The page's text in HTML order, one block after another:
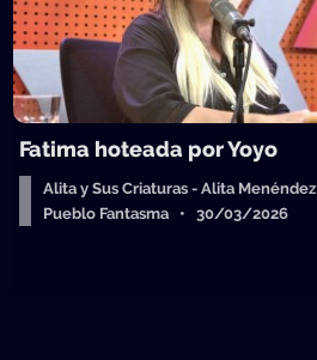
Fatima hoteada por Yoyo
Alita y Sus Criaturas - Alita Menéndez
Pueblo Fantasma • 30/03/2026